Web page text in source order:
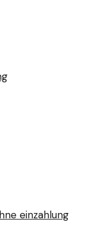
einzahlung